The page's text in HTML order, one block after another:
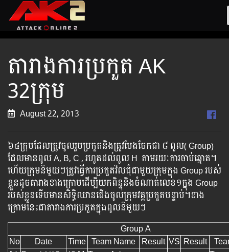
តារាងការប្រកួត AK
32ក្រុម​
August 22, 2013
៦៤​ក្រុម​ដែល​ត្រូវ​ចូល​រួម​ប្រ​កួត​​និង​ត្រូវ​បែង​​ចែក​ជា​ ៨ ពូល​( Group)
ដែលមាន​ពូល A, B, C , រហូតដល់ពូល H តាម​រយៈ​ការ​ចាប់​ឆ្នោត​។​
ហើយក្រុម​និមួយៗ​​ត្រូវ​ធ្វើ​ការ​ប្រកួត​វិល​ជុំជាមួយក្រុម​​ក្នុង​ Group របស់​
ខ្លួន​ដូច​តារាង​ខាង​ក្រោម​ដើម្បី​យក​ពិន្ទុ​និង​ចំណាត់​លេខ១​​ក្នុង Group
របស់​ខ្លួន​ទើប​មាន​សិទ្ធិ​ឈាន​ជើង​ចូល​ក្រុម​វគ្គ​​ប្រកួត​បន្ទាប់។​ខាង​
ក្រោម​នេះ​ជា​តារាង​ការ​ប្រកួត​ក្នុង​ពូល​និមួយៗ​
Group A
No
Date Time Team Name Result VS Result